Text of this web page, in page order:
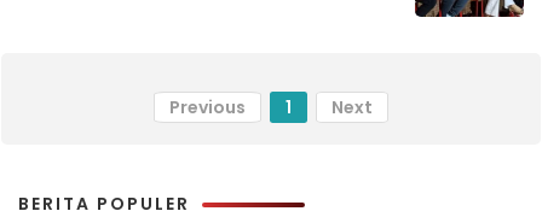
Previous 1 Next
BERITA POPULER